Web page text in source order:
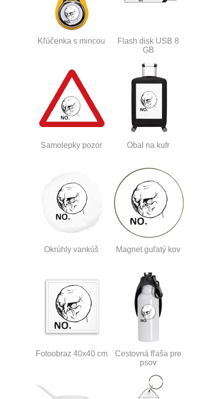
Kľúčenka s mincou
Flash disk USB 8
GB
Samolepky pozor Obal na kufr
Okrúhly vankúš Magnet guľatý kov
Fotoobraz 40x40 cm
Cestovná fľaša pre
psov